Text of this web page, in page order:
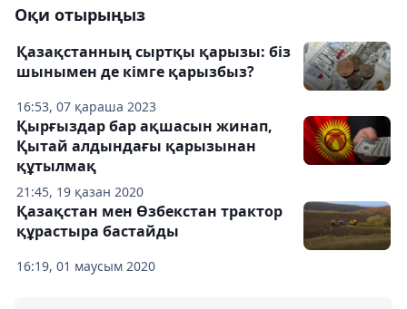
Оқи отырыңыз
16:53, 07 қараша 2023
Қазақстанның сыртқы қарызы: біз
шынымен де кімге қарызбыз?
21:45, 19 қазан 2020
Қырғыздар бар ақшасын жинап,
Қытай алдындағы қарызынан
құтылмақ
16:19, 01 маусым 2020
Қазақстан мен Өзбекстан трактор
құрастыра бастайды